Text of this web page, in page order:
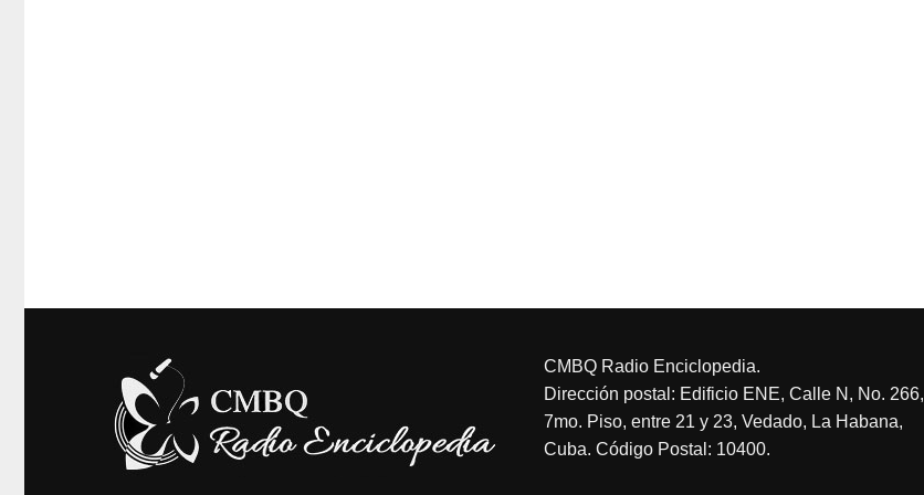
CMBQ Radio Enciclopedia.
Dirección postal: Edificio ENE, Calle N, No. 266,
7mo. Piso, entre 21 y 23, Vedado, La Habana,
Cuba. Código Postal: 10400.